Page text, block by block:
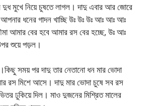
দুধ মুখে নিয়ে চুষতে লাগল। দাদু এবার আর জোরে
আপনার ধনের গাদন খাচ্ছি উঃ উঃ উঃ আঃ আঃ আঃ
আমার বের হবে আমার রস বের হচ্ছে, উঃ আঃ
শুয়ে পড়ল।
সময় পর দাদু তার নেতানো ধন মার ভোদা
রস মিশে আসে। দাদু মার ভোদা চুষে সব রস
ঢুকিয়ে দিল। মাও দুজনের মিশ্রিত মালের